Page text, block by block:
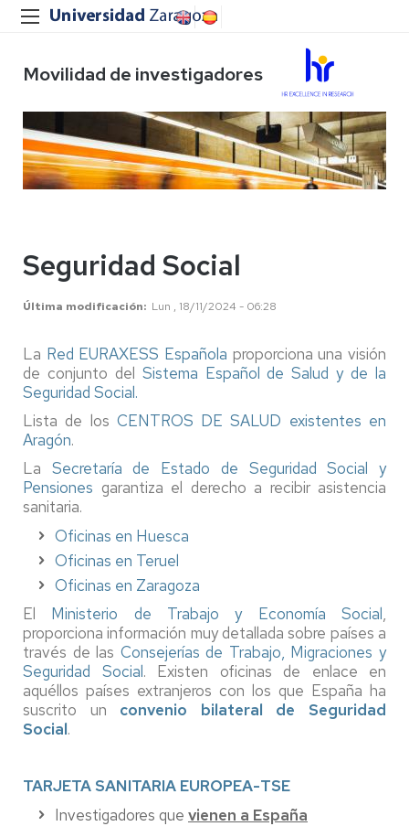
Movilidad de investigadores
Seguridad Social
Última modificación Lun , 18/11/2024 - 06:28
La Red EURAXESS Española proporciona una visión
de conjunto del Sistema Español de Salud y de la
Seguridad Social.
Lista de los CENTROS DE SALUD existentes en
Aragón.
La Secretaría de Estado de Seguridad Social y
Pensiones garantiza el derecho a recibir asistencia
sanitaria.
Oficinas en Huesca
Oficinas en Teruel
Oficinas en Zaragoza
El Ministerio de Trabajo y Economía Social,
proporciona información muy detallada sobre países a
través de las Consejerías de Trabajo, Migraciones y
Seguridad Social. Existen oficinas de enlace en
aquéllos países extranjeros con los que España ha
suscrito un convenio bilateral de Seguridad
Social.
TARJETA SANITARIA EUROPEA-TSE
Investigadores que vienen a España